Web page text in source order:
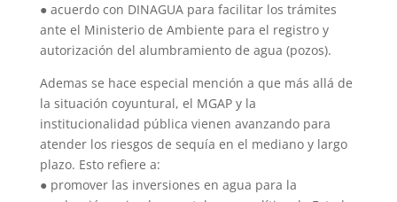
● acuerdo con DINAGUA para facilitar los trámites
ante el Ministerio de Ambiente para el registro y
autorización del alumbramiento de agua (pozos).
Ademas se hace especial mención a que más allá de
la situación coyuntural, el MGAP y la
institucionalidad pública vienen avanzando para
atender los riesgos de sequía en el mediano y largo
plazo. Esto refiere a:
● promover las inversiones en agua para la